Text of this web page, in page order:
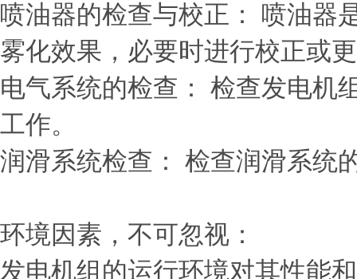
喷油器的检查与校正： 喷油器
雾化效果，必要时进行校正或
电气系统的检查： 检查发电机
工作。
润滑系统检查： 检查润滑系统
环境因素，不可忽视：
发电机组的运行环境对其性能